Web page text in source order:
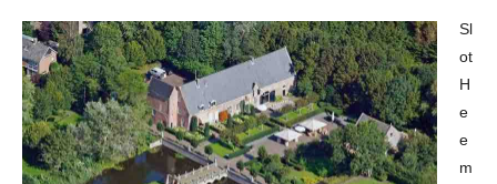
Sl
ot
H
e
e
m